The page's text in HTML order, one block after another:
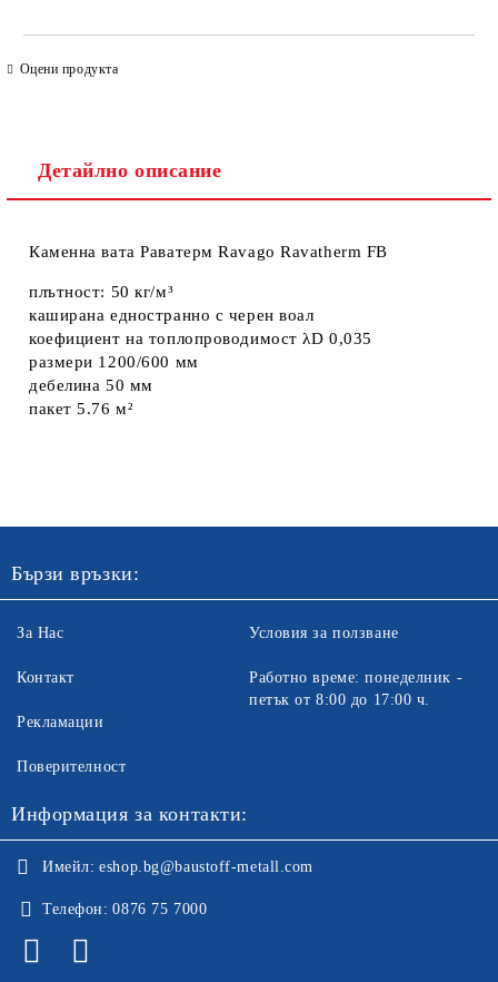
Ние ще се свържем с вас в рамките на работния ден. Крайната
Оцени продукта
Детайлно описание
Каменна вата Раватерм Ravago Ravatherm FB
плътност: 50 кг/м³
каширана едностранно с черен воал
коефициент на топлопроводимост λD 0,035
размери 1200/600 мм
дебелина 50 мм
пакет 5.76 м²
Бързи връзки:
За Нас
Контакт
Рекламации
Поверителност
Условия за ползване
Работно време: понеделник -
петък от 8:00 до 17:00 ч.
Информация за контакти:
Имейл: eshop.bg@baustoff-metall.com
Телефон: 0876 75 7000